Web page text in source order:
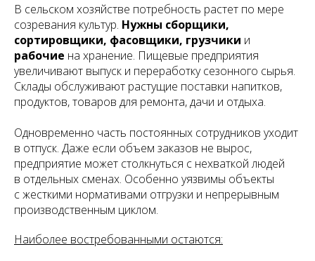
В сельском хозяйстве потребность растет по мере
созревания культур. Нужны сборщики,
сортировщики, фасовщики, грузчики и
рабочие на хранение. Пищевые предприятия
увеличивают выпуск и переработку сезонного сырья.
Склады обслуживают растущие поставки напитков,
продуктов, товаров для ремонта, дачи и отдыха.
Одновременно часть постоянных сотрудников уходит
в отпуск. Даже если объем заказов не вырос,
предприятие может столкнуться с нехваткой людей
в отдельных сменах. Особенно уязвимы объекты
с жесткими нормативами отгрузки и непрерывным
производственным циклом.
Наиболее востребованными остаются: